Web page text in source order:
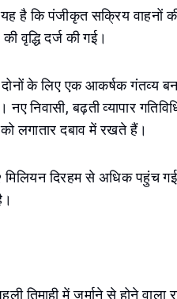
है कि पंजीकृत सक्रिय वाहनों
वृद्धि दर्ज की गई।
दोनों के लिए एक आकर्षक गंतव्य
निवासी, बढ़ती व्यापार
लगातार दबाव में रखते हैं।
मिलियन दिरहम से अधिक पहुंच
तिमाही में जुर्माने से होने